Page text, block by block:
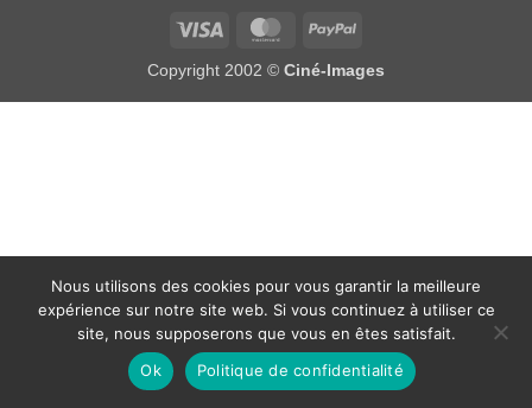
Visa MasterCardPayPal
Copyright 2002 © Ciné-Images
Nous utilisons des cookies pour vous garantir la meilleure
expérience sur notre site web. Si vous continuez à utiliser ce
site, nous supposerons que vous en êtes satisfait.
Ok
Politique de confidentialité